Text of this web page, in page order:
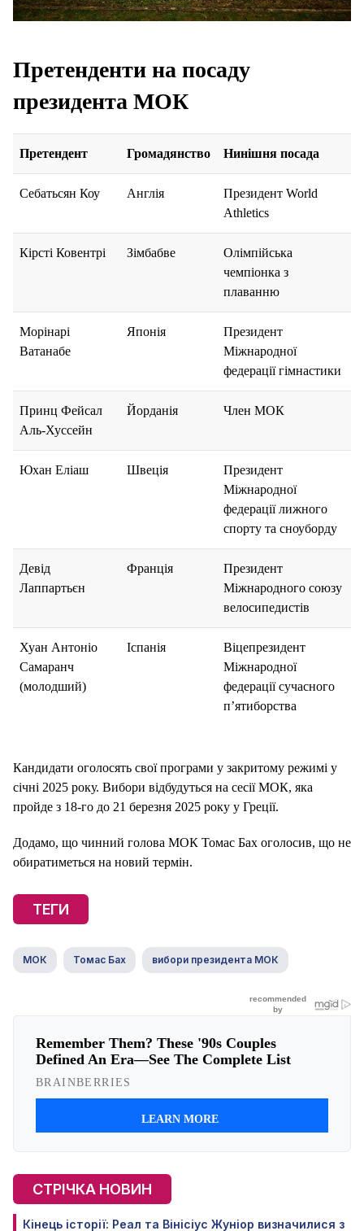
Претенденти на посаду
президента МОК
Претендент Громадянство Нинішня посада
Себатьсян Коу Англія
Президент World
Athletics
Кірсті Ковентрі Зімбабве
Олімпійська
чемпіонка з
плаванню
Морінарі
Ватанабе
Японія
Президент
Міжнародної
федерації гімнастики
Принц Фейсал
Аль-Хуссейн
Йорданія Член МОК
Юхан Еліаш Швеція
Президент
Міжнародної
федерації лижного
спорту та сноуборду
Девід
Лаппартьєн
Франція
Президент
Міжнародного союзу
велосипедистів
Хуан Антоніо
Самаранч
(молодший)
Іспанія
Віцепрезидент
Міжнародної
федерації сучасного
п’ятиборства
Кандидати оголосять свої програми у закритому режимі у
січні 2025 року. Вибори відбудуться на сесії МОК, яка
пройде з 18-го до 21 березня 2025 року у Греції.
Додамо, що чинний голова МОК Томас Бах оголосив, що не
обиратиметься на новий термін.
ТЕГИ
МОК Томас Бах вибори президента МОК
СТРІЧКА НОВИН
Кінець історії: Реал та Вінісіус Жуніор визначилися з